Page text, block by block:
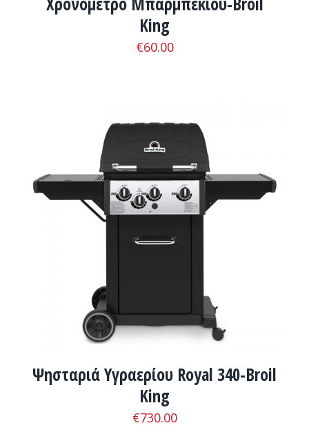
King
€60.00
ADD TO CART ΛΕΠΤΟΜΈΡΕΙΕΣ
Ψησταριά Υγραερίου Royal 340-Broil
King
€730.00